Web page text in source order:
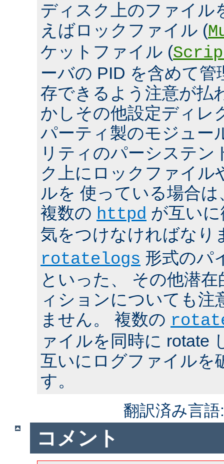
ディスク上のファイル
えばロックファイル (
ケットファイル (
ーバの PID を含めて
存できるよう注意が払
かしその他設定ディレ
パーティ製のモジュー
リティのパーシステン
ク上にロックファイル
ルを 使っている場合
複数の httpd が互い
気をつけなければなり
rotatelogs 形式のパ
といった、 その他潜
ィションについても注
ません。 複数の
ァイルを同時に rotate
互いにログファイルを
す。
翻訳済み言
コメント